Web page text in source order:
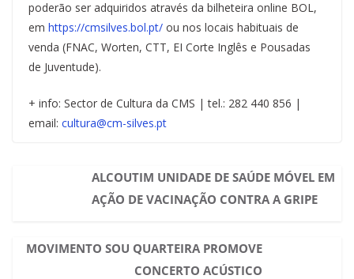
poderão ser adquiridos através da bilheteira online BOL,
em https://cmsilves.bol.pt/ ou nos locais habituais de
venda (FNAC, Worten, CTT, EI Corte Inglês e Pousadas
de Juventude).
+ info: Sector de Cultura da CMS | tel.: 282 440 856 |
email: cultura@cm-silves.pt
ALCOUTIM UNIDADE DE SAÚDE MÓVEL EM
AÇÃO DE VACINAÇÃO CONTRA A GRIPE
MOVIMENTO SOU QUARTEIRA PROMOVE
CONCERTO ACÚSTICO